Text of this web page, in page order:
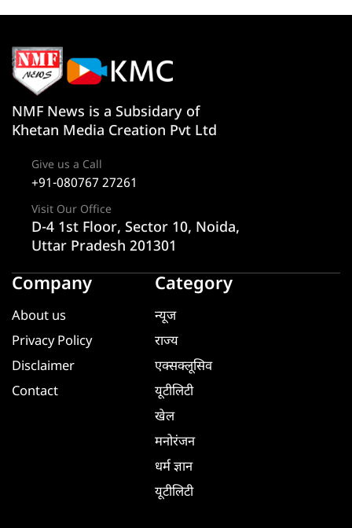
NMF News is a Subsidary of
Khetan Media Creation Pvt Ltd
Give us a Call
+91-080767 27261
Visit Our Office
D-4 1st Floor, Sector 10, Noida,
Uttar Pradesh 201301
Company
About us
Privacy Policy
Disclaimer
Contact
Category
न्यूज
राज्य
एक्सक्लूसिव
यूटीलिटी
खेल
मनोरंजन
धर्म ज्ञान
यूटीलिटी